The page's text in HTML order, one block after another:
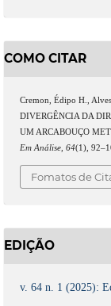
COMO CITAR
Cremon, Édipo H.,
DIVERGÊNCIA DA
UM ARCABOUÇO
Em Análise, 64(1),
Fomatos de
EDIÇÃO
v. 64 n. 1 (2025):